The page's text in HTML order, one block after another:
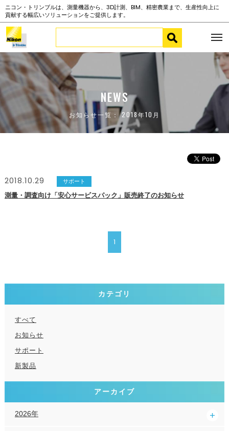
ニコン・トリンブルは、測量機器から、3D計測、BIM、精密農業まで、生産性向上に
貢献する幅広いソリューションをご提供します。
NEWS
お知らせ一覧： 2018年10月
2018.10.29 サポート
測量・調査向け「安心サービスパック」販売終了のお知らせ
1
カテゴリ
すべて
お知らせ
サポート
新製品
アーカイブ
2026年